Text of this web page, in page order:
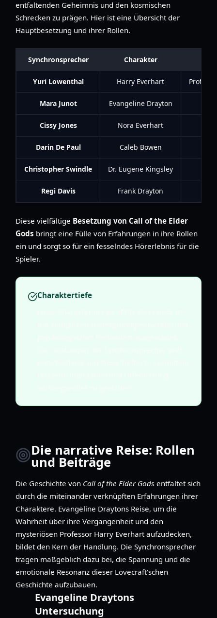
entfaltenden Geheimnis und den kosmischen
Schrecken zu prägen. Hier ist eine Übersicht der
Hauptbesetzung und ihrer Rollen.
Synchronsprecher Charakter
Yuri Lowenthal Harry Everhart
Mara Junot Evangeline Drayton
Cissy Jones Nora Everhart
Darin De Paul Caleb Bowen
Christopher Swindle Dr. Eugene Kingsley
Regi Davis Frank Drayton
Diese vielfältige Besetzung von Call of the Elder
Gods bringt eine Fülle von Erfahrungen in ihre Rollen
ein und sorgt so für ein fesselndes Hörerlebnis für die
Spieler.
Charaktertiefe
Die narrative Reise: Rollen
und Beiträge
Die Geschichte von Call of the Elder Gods entfaltet sich
durch die miteinander verknüpften Erfahrungen ihrer
Charaktere. Evangeline Draytons Reise, um die
Wahrheit über ihre Vergangenheit und den
mysteriösen Professor Harry Everhart aufzudecken,
bildet den Kern der Handlung. Die Synchronsprecher
tragen maßgeblich dazu bei, die Spannung und die
emotionale Resonanz dieser Lovecraft'schen
Geschichte aufzubauen.
Evangeline Draytons
Untersuchung